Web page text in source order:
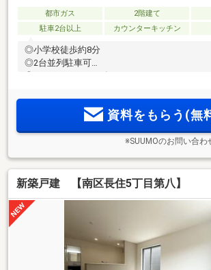
都市ガス 2階建て
駐車2台以上
カウンターキッチン
◎小学校徒歩約8分
◎2台並列駐車可
資料をもらう(無
※SUUMOのお問い合
新築戸建 【南区長住5丁目第八】